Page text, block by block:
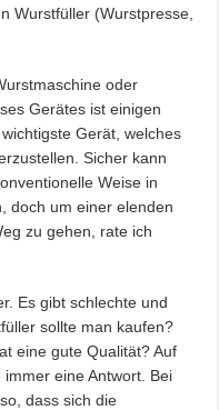
Wurstfüller (Wurstpresse,
oder
Gerätes ist einigen
Gerät, welches
Sicher kann
Weise in
doch um einer elenden
zu gehen, rate ich
Es gibt schlechte und
sollte man kaufen?
eine gute Qualität? Auf
eine Antwort. Bei
dass sich die